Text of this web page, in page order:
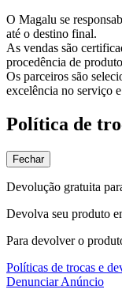
O Magalu se
até o destino final.
As vendas são
procedência de
Os parceiros são
excelência no serviço
Política de
Fechar
Devolução gratuita
Devolva seu produto
Para devolver o
Políticas de trocas e
Denunciar Anúncio